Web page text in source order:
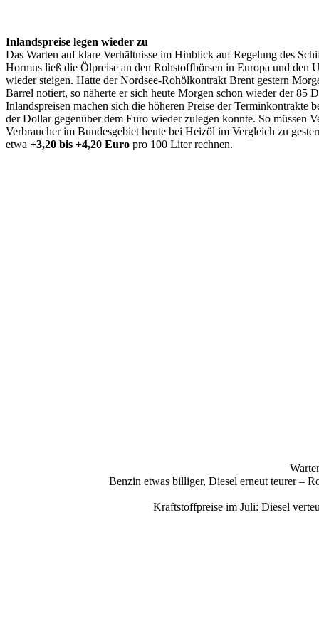
Inlandspreise legen wieder zu
Das Warten auf klare Verhältnisse im Hinblick auf Regelung des
Hormus ließ die Ölpreise an den Rohstoffbörsen in Europa und den
wieder steigen. Hatte der Nordsee-Rohölkontrakt Brent gestern
Barrel notiert, so näherte er sich heute Morgen schon wieder der 85
Inlandspreisen machen sich die höheren Preise der Terminkontrakte
der Dollar gegenüber dem Euro wieder zulegen konnte. So müssen
Verbraucher im Bundesgebiet heute bei Heizöl im Vergleich zu
etwa +3,20 bis +4,20 Euro pro 100 Liter rechnen.
Benzin etwas billiger, Diesel erneut teurer –
Kraftstoffpreise im Juli: Diesel